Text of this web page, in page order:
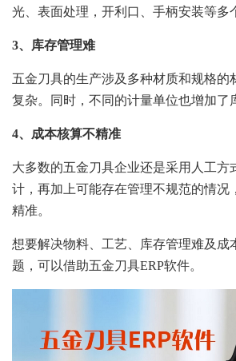
光、表面处理，开利口、手柄安装等多
3、库存管理难
五金刀具的生产涉及多种材质和规格的
复杂。同时，不同的计量单位也增加了
4、成本核算不精准
大多数的五金刀具企业还是采用人工方
计，再加上可能存在管理不规范的情况
精准。
想要解决物料、工艺、库存管理难及成
题，可以借助五金刀具ERP软件。